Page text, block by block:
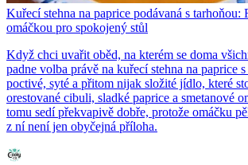
Kuřecí stehna na paprice podávaná s tarhoňou:
omáčkou pro spokojený stůl
Když chci uvařit oběd, na kterém se doma
padne volba právě na kuřecí stehna na paprice
poctivé, syté a přitom nijak složité jídlo, které
orestované cibuli, sladké paprice a smetanové
tomu sedí překvapivě dobře, protože omáčku
z ní není jen obyčejná příloha.